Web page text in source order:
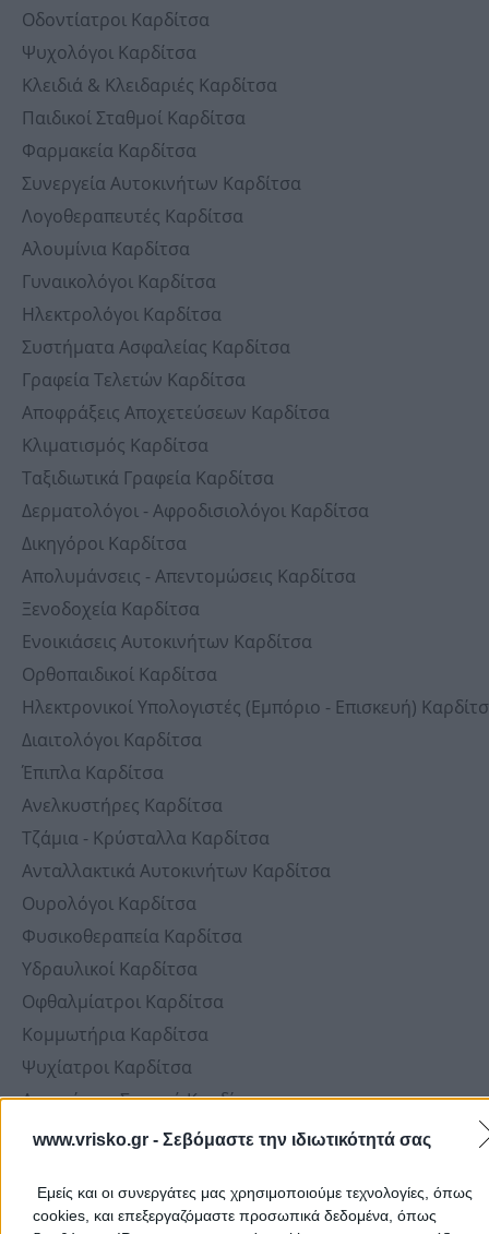
www.vrisko.gr - Σεβόμαστε την ιδιωτικότητά σας
Εμείς και οι συνεργάτες μας χρησιμοποιούμε τεχνολογίες, όπως
cookies, και επεξεργαζόμαστε προσωπικά δεδομένα, όπως
Οδοντίατροι Καρδίτσα
Ψυχολόγοι Καρδίτσα
Κλειδιά & Κλειδαριές Καρδίτσα
Παιδικοί Σταθμοί Καρδίτσα
Φαρμακεία Καρδίτσα
Συνεργεία Αυτοκινήτων Καρδίτσα
Λογοθεραπευτές Καρδίτσα
Αλουμίνια Καρδίτσα
Γυναικολόγοι Καρδίτσα
Ηλεκτρολόγοι Καρδίτσα
Συστήματα Ασφαλείας Καρδίτσα
Γραφεία Τελετών Καρδίτσα
Αποφράξεις Αποχετεύσεων Καρδίτσα
Κλιματισμός Καρδίτσα
Ταξιδιωτικά Γραφεία Καρδίτσα
Δερματολόγοι - Αφροδισιολόγοι Καρδίτσα
Δικηγόροι Καρδίτσα
Απολυμάνσεις - Απεντομώσεις Καρδίτσα
Ξενοδοχεία Καρδίτσα
Ενοικιάσεις Αυτοκινήτων Καρδίτσα
Ορθοπαιδικοί Καρδίτσα
Ηλεκτρονικοί Υπολογιστές (Εμπόριο - Επισκευή)
Διαιτολόγοι Καρδίτσα
Έπιπλα Καρδίτσα
Ανελκυστήρες Καρδίτσα
Τζάμια - Κρύσταλλα Καρδίτσα
Ανταλλακτικά Αυτοκινήτων Καρδίτσα
Ουρολόγοι Καρδίτσα
Φυσικοθεραπεία Καρδίτσα
Υδραυλικοί Καρδίτσα
Οφθαλμίατροι Καρδίτσα
Κομμωτήρια Καρδίτσα
Ψυχίατροι Καρδίτσα
Ανακαίνιση Σπιτιού Καρδίτσα
Τεχνικά Γραφεία & Εταιρίες Καρδίτσα
ΚΤΕΟ Καρδίτσα